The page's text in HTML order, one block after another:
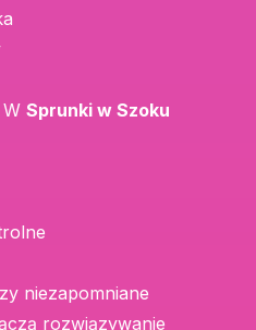
W Sprunki w Szoku
niezapomniane
rozwiązywanie